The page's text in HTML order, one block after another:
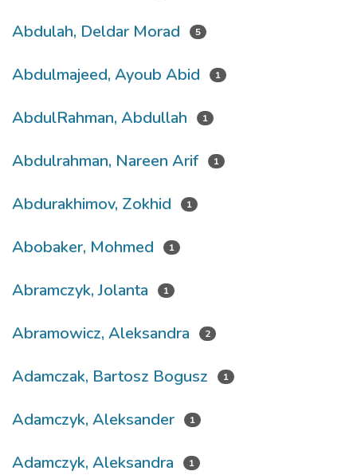
Abdulah, Deldar Morad 5
Abdulmajeed, Ayoub Abid 1
AbdulRahman, Abdullah 1
Abdulrahman, Nareen Arif 1
Abdurakhimov, Zokhid 1
Abobaker, Mohmed 1
Abramczyk, Jolanta 1
Abramowicz, Aleksandra 2
Adamczak, Bartosz Bogusz 1
Adamczyk, Aleksander 1
Adamczyk, Aleksandra 1